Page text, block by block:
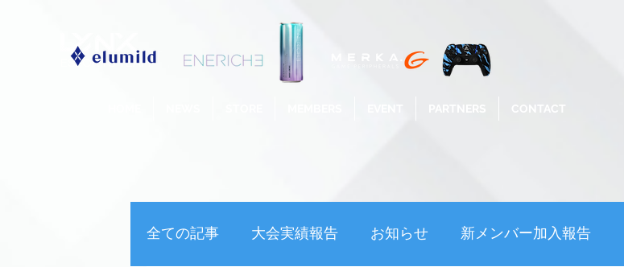
ESPORTS TEAM
全ての記事 大会実績報告 お知らせ 新メンバー加入報告